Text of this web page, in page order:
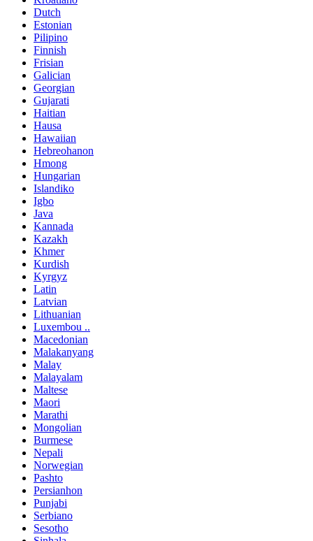
Dutch
Estonian
Pilipino
Finnish
Frisian
Galician
Georgian
Gujarati
Haitian
Hausa
Hawaiian
Hebreohanon
Hmong
Hungarian
Islandiko
Igbo
Java
Kannada
Kazakh
Khmer
Kurdish
Kyrgyz
Latin
Latvian
Lithuanian
Luxembou ..
Macedonian
Malakanyang
Malay
Malayalam
Maltese
Maori
Marathi
Mongolian
Burmese
Nepali
Norwegian
Pashto
Persianhon
Punjabi
Serbiano
Sesotho